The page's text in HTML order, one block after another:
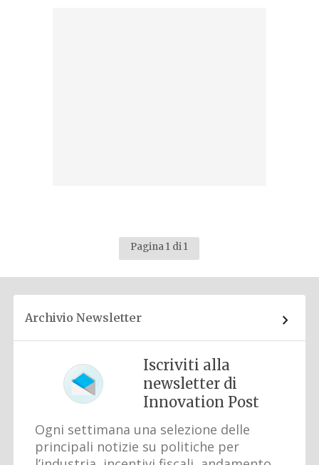
Pagina 1 di 1
Archivio Newsletter
Iscriviti alla
newsletter di
Innovation Post
Ogni settimana una selezione delle
principali notizie su politiche per